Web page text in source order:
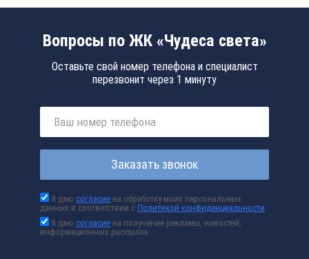
Вопросы по ЖК «Чудеса света»
Оставьте свой номер телефона и специалист
перезвонит через 1 минуту
Заказать звонок
Я даюсогласие на обработку моих персональных
данных в соответствии сПолитикой конфиденциальности
Я даюсогласие на получение рекламы, новостей,
информационных рассылок